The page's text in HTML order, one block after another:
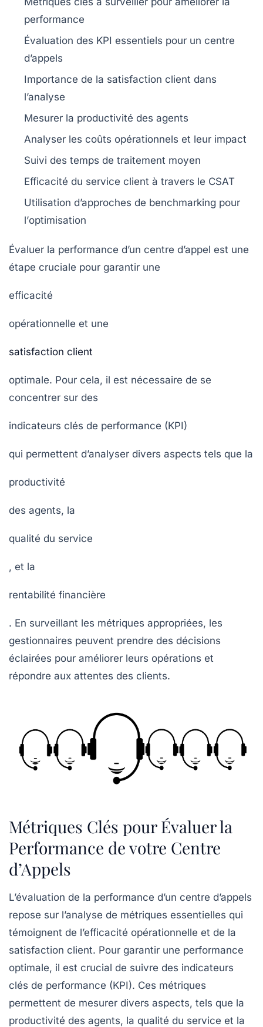
performance
Évaluation des KPI essentiels pour un centre
d’appels
Importance de la satisfaction client dans
l’analyse
Mesurer la productivité des agents
Analyser les coûts opérationnels et leur impact
Suivi des temps de traitement moyen
Efficacité du service client à travers le CSAT
Utilisation d’approches de benchmarking pour
l’optimisation
Évaluer la performance d’un centre d’appel est une
étape cruciale pour garantir une
efficacité
opérationnelle et une
satisfaction client
optimale. Pour cela, il est nécessaire de se
concentrer sur des
indicateurs clés de performance (KPI)
qui permettent d’analyser divers aspects tels que la
productivité
des agents, la
qualité du service
, et la
rentabilité financière
. En surveillant les métriques appropriées, les
gestionnaires peuvent prendre des décisions
éclairées pour améliorer leurs opérations et
répondre aux attentes des clients.
Métriques Clés pour Évaluer la
Performance de votre Centre
d’Appels
L’évaluation de la performance d’un centre d’appels
repose sur l’analyse de métriques essentielles qui
témoignent de l’efficacité opérationnelle et de la
satisfaction client. Pour garantir une performance
optimale, il est crucial de suivre des indicateurs
clés de performance (KPI). Ces métriques
permettent de mesurer divers aspects, tels que la
productivité des agents, la qualité du service et la